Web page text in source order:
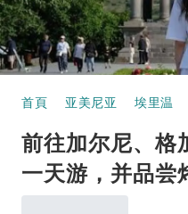
首頁 亚美尼亚 埃里温
前往加尔尼、格
一天游，并品尝